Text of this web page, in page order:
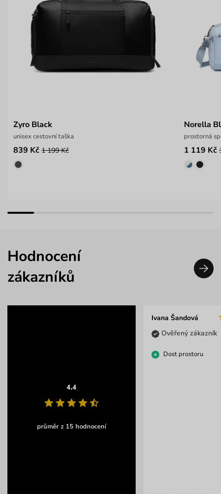
Zyro Black
unisex cestovní taška
839 Kč 1 199 Kč
Norella
prostorná
1 119 Kč
Hodnocení
zákazníků
4.4
průměr z 15 hodnocení
Ivana Šandová
Ověřený zákazník
Dost prostoru